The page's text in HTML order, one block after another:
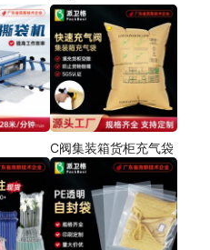
C阀集装箱货柜充气袋